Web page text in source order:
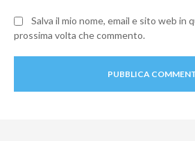
Salva il mio nome, email e sito web in
prossima volta che commento.